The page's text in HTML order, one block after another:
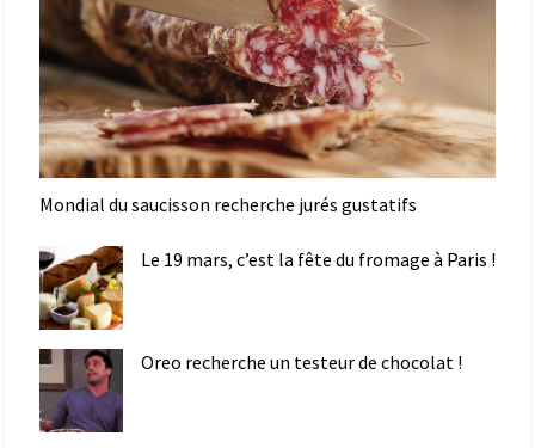
Mondial du saucisson recherche jurés gustatifs
Le 19 mars, c’est la fête du fromage à Paris !
Oreo recherche un testeur de chocolat !